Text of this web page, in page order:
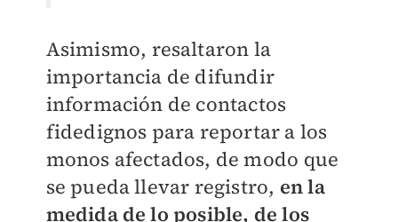
Asimismo, resaltaron la
importancia de difundir
información de contactos
fidedignos para reportar a los
monos afectados, de modo que
se pueda llevar registro, en la
medida de lo posible, de los